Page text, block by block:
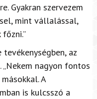
Gyakran szervezem
mint vállalással,
az
nagyon fontos
A
is kulcsszó a